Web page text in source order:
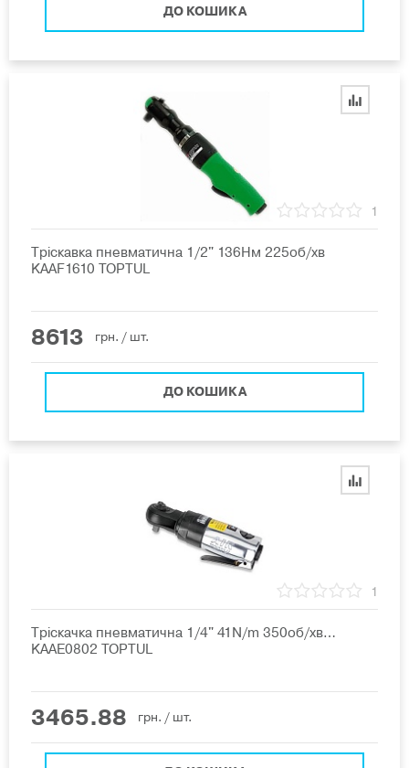
ДО КОШИКА
1
Тріскавка пневматична 1/2" 136Нм 225об/хв
KAAF1610 TOPTUL
8613 грн. / шт.
ДО КОШИКА
1
Тріскачка пневматична 1/4" 41N/m 350об/хв…
KAAE0802 TOPTUL
3465.88 грн. / шт.